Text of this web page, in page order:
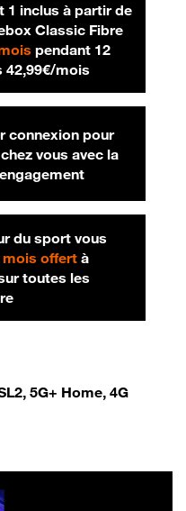
1 inclus à partir de
Classic Fibre
29,99 € par mois
pendant 12
42,99€/mois42,99 € par
connexion pour
vous avec la
du sport vous
mois offertà
toutes les
5G+ Home, 4G